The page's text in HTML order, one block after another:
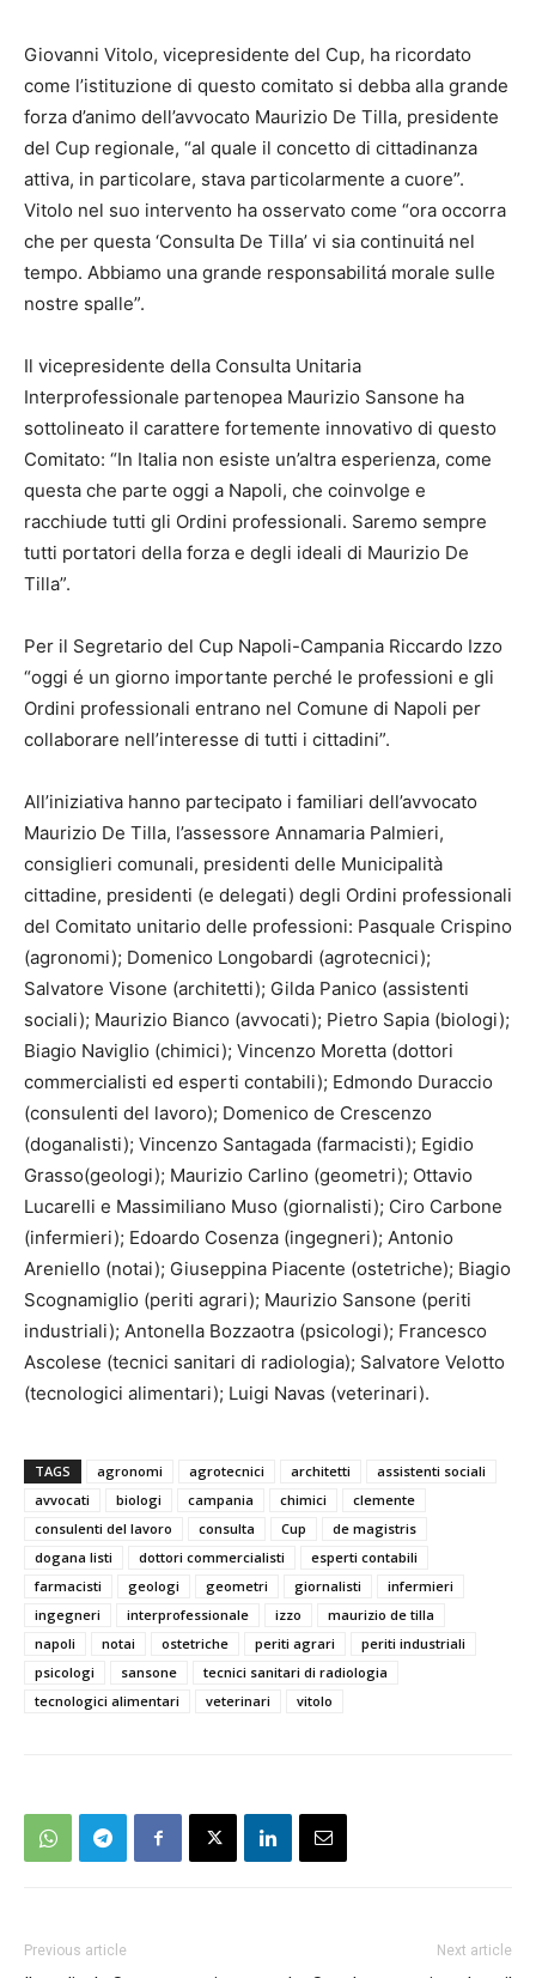
Giovanni Vitolo, vicepresidente del Cup, ha ricordato
come l’istituzione di questo comitato si debba alla grande
forza d’animo dell’avvocato Maurizio De Tilla, presidente
del Cup regionale, “al quale il concetto di cittadinanza
attiva, in particolare, stava particolarmente a cuore”.
Vitolo nel suo intervento ha osservato come “ora occorra
che per questa ‘Consulta De Tilla’ vi sia continuitá nel
tempo. Abbiamo una grande responsabilitá morale sulle
nostre spalle”.
Il vicepresidente della Consulta Unitaria
Interprofessionale partenopea Maurizio Sansone ha
sottolineato il carattere fortemente innovativo di questo
Comitato: “In Italia non esiste un’altra esperienza, come
questa che parte oggi a Napoli, che coinvolge e
racchiude tutti gli Ordini professionali. Saremo sempre
tutti portatori della forza e degli ideali di Maurizio De
Tilla”.
Per il Segretario del Cup Napoli-Campania Riccardo Izzo
“oggi é un giorno importante perché le professioni e gli
Ordini professionali entrano nel Comune di Napoli per
collaborare nell’interesse di tutti i cittadini”.
All’iniziativa hanno partecipato i familiari dell’avvocato
Maurizio De Tilla, l’assessore Annamaria Palmieri,
consiglieri comunali, presidenti delle Municipalità
cittadine, presidenti (e delegati) degli Ordini professionali
del Comitato unitario delle professioni: Pasquale Crispino
(agronomi); Domenico Longobardi (agrotecnici);
Salvatore Visone (architetti); Gilda Panico (assistenti
sociali); Maurizio Bianco (avvocati); Pietro Sapia (biologi);
Biagio Naviglio (chimici); Vincenzo Moretta (dottori
commercialisti ed esperti contabili); Edmondo Duraccio
(consulenti del lavoro); Domenico de Crescenzo
(doganalisti); Vincenzo Santagada (farmacisti); Egidio
Grasso(geologi); Maurizio Carlino (geometri); Ottavio
Lucarelli e Massimiliano Muso (giornalisti); Ciro Carbone
(infermieri); Edoardo Cosenza (ingegneri); Antonio
Areniello (notai); Giuseppina Piacente (ostetriche); Biagio
Scognamiglio (periti agrari); Maurizio Sansone (periti
industriali); Antonella Bozzaotra (psicologi); Francesco
Ascolese (tecnici sanitari di radiologia); Salvatore Velotto
(tecnologici alimentari); Luigi Navas (veterinari).
TAGS agronomi agrotecnici architetti
assistenti sociali
avvocati
biologi campania chimici
clemente
consulenti del lavoro
consulta Cup
de magistris
dogana listi
dottori commercialisti
esperti contabili
farmacisti
geologi geometri giornalisti
infermieri
ingegneri
interprofessionale izzo
maurizio de tilla
napoli
notai ostetriche periti agrari
periti industriali
psicologi
sansone
tecnici sanitari di radiologia
tecnologici alimentari
veterinari vitolo
Previous article Next article